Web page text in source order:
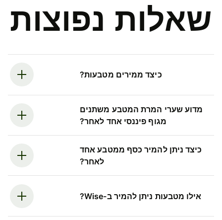
שאלות נפוצות
כיצד ממירים מטבעות?
מדוע שערי המרת המטבע משתנים
מגוף פיננסי אחד לאחר?
כיצד ניתן להמיר כסף ממטבע אחד
לאחר?
אילו מטבעות ניתן להמיר ב-Wise?